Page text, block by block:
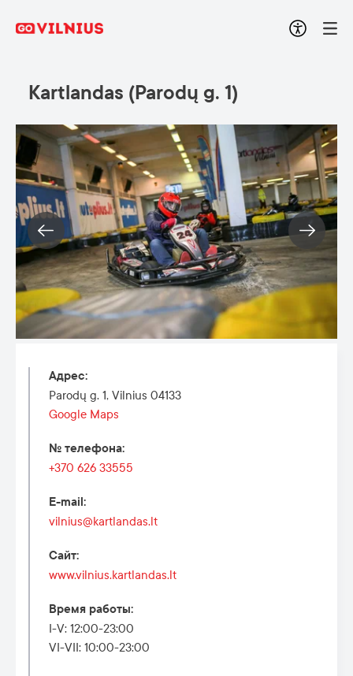
Kartlandas (Parodų g. 1)
Адрес:
Parodų g. 1, Vilnius 04133
Google Maps
№ телефона:
+370 626 33555
E-mail :
vilnius@kartlandas.lt
Сайт:
www.vilnius.kartlandas.lt
Время работы:
I-V: 12:00-23:00
VI-VII: 10:00-23:00